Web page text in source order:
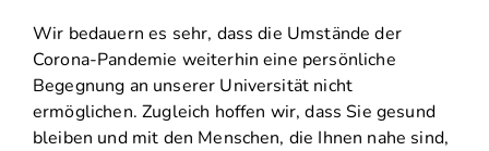
Wir bedauern es sehr, dass die Umstände der
Corona-Pandemie weiterhin eine persönliche
Begegnung an unserer Universität nicht
ermöglichen. Zugleich hoffen wir, dass Sie gesund
bleiben und mit den Menschen, die Ihnen nahe sind,